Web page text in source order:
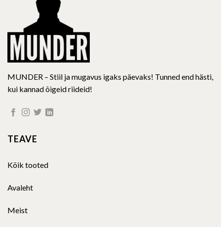
on
the
product
page
MUNDER – Stiil ja mugavus igaks päevaks! Tunned end hästi,
kui kannad õigeid riideid!
TEAVE
Kõik tooted
Avaleht
Meist